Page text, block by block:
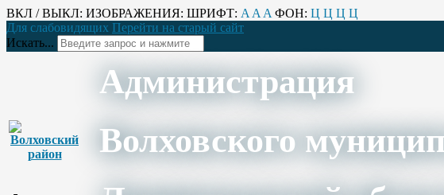
ВКЛ / ВЫКЛ: ИЗОБРАЖЕНИЯ: ШРИФТ: A A A ФОН: Ц Ц Ц Ц
Для слабовидящих Перейти на старый сайт
Искать...
Администрация
Волховского